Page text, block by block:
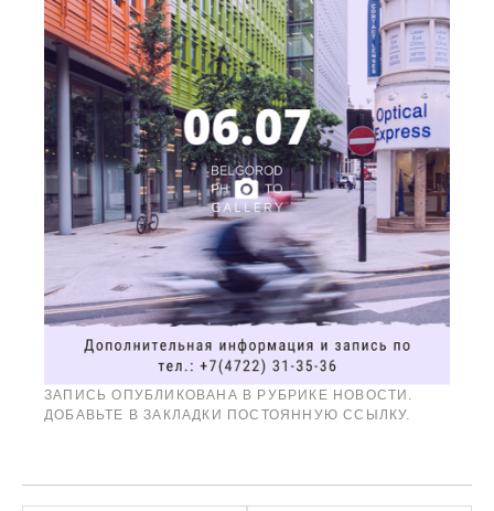
ЗАПИСЬ ОПУБЛИКОВАНА В РУБРИКЕ НОВОСТИ
ДОБАВЬТЕ В ЗАКЛАДКИ ПОСТОЯННУЮ ССЫЛКУ.